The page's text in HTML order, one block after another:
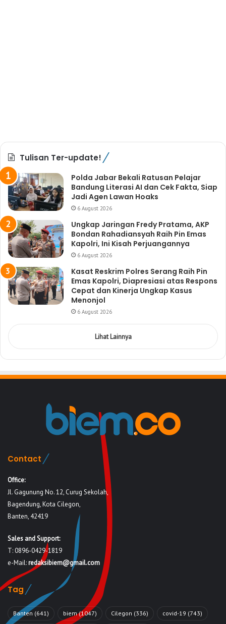
Tulisan Ter-update!
Polda Jabar Bekali Ratusan Pelajar
Bandung Literasi AI dan Cek Fakta, Siap
Jadi Agen Lawan Hoaks
6 August 2026
Ungkap Jaringan Fredy Pratama, AKP
Bondan Rahadiansyah Raih Pin Emas
Kapolri, Ini Kisah Perjuangannya
6 August 2026
Kasat Reskrim Polres Serang Raih Pin
Emas Kapolri, Diapresiasi atas Respons
Cepat dan Kinerja Ungkap Kasus
Menonjol
6 August 2026
Lihat Lainnya
Contact
Office:
Jl. Gagunung No. 12, Curug Sekolah,
Bagendung, Kota Cilegon,
Banten, 42419
Sales and Support:
T: 0896-0429-1819
e-Mail:redaksibiem@gmail.com
Tag
Banten (641) biem(1047) Cilegon (336) covid-19 (743)